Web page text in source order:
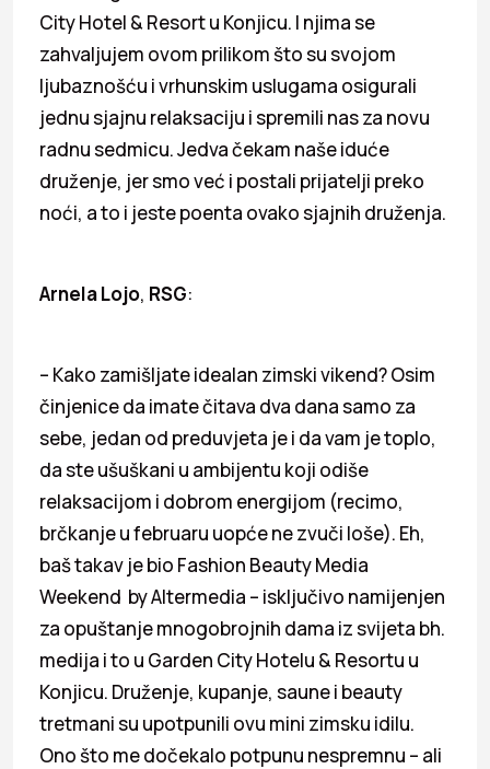
City Hotel & Resort u Konjicu. I njima se
zahvaljujem ovom prilikom što su svojom
ljubaznošću i vrhunskim uslugama osigurali
jednu sjajnu relaksaciju i spremili nas za novu
radnu sedmicu. Jedva čekam naše iduće
druženje, jer smo već i postali prijatelji preko
noći, a to i jeste poenta ovako sjajnih druženja.
Arnela Lojo, RSG:
– Kako zamišljate idealan zimski vikend? Osim
činjenice da imate čitava dva dana samo za
sebe, jedan od preduvjeta je i da vam je toplo,
da ste ušuškani u ambijentu koji odiše
relaksacijom i dobrom energijom (recimo,
brčkanje u februaru uopće ne zvuči loše). Eh,
baš takav je bio Fashion Beauty Media
Weekend by Altermedia – isključivo namijenjen
za opuštanje mnogobrojnih dama iz svijeta bh.
medija i to u Garden City Hotelu & Resortu u
Konjicu. Druženje, kupanje, saune i beauty
tretmani su upotpunili ovu mini zimsku idilu.
Ono što me dočekalo potpunu nespremnu – ali